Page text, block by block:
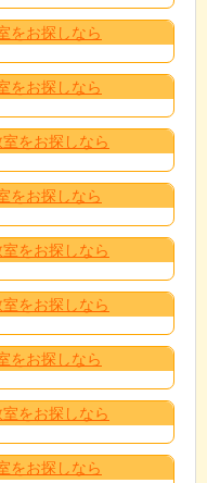
をお探しなら
をお探しなら
をお探しなら
をお探しなら
をお探しなら
をお探しなら
をお探しなら
をお探しなら
をお探しなら